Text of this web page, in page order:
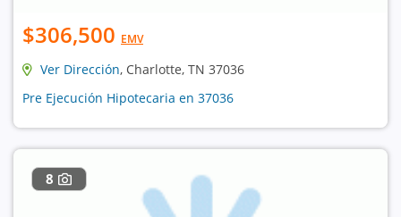
$306,500 EMV
Ver Dirección, Charlotte, TN 37036
Pre Ejecución Hipotecaria en 37036
8